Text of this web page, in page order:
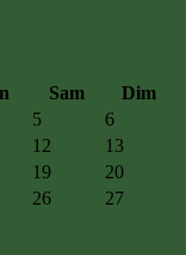
Sam
Dim
5
6
12
13
19
20
26
27